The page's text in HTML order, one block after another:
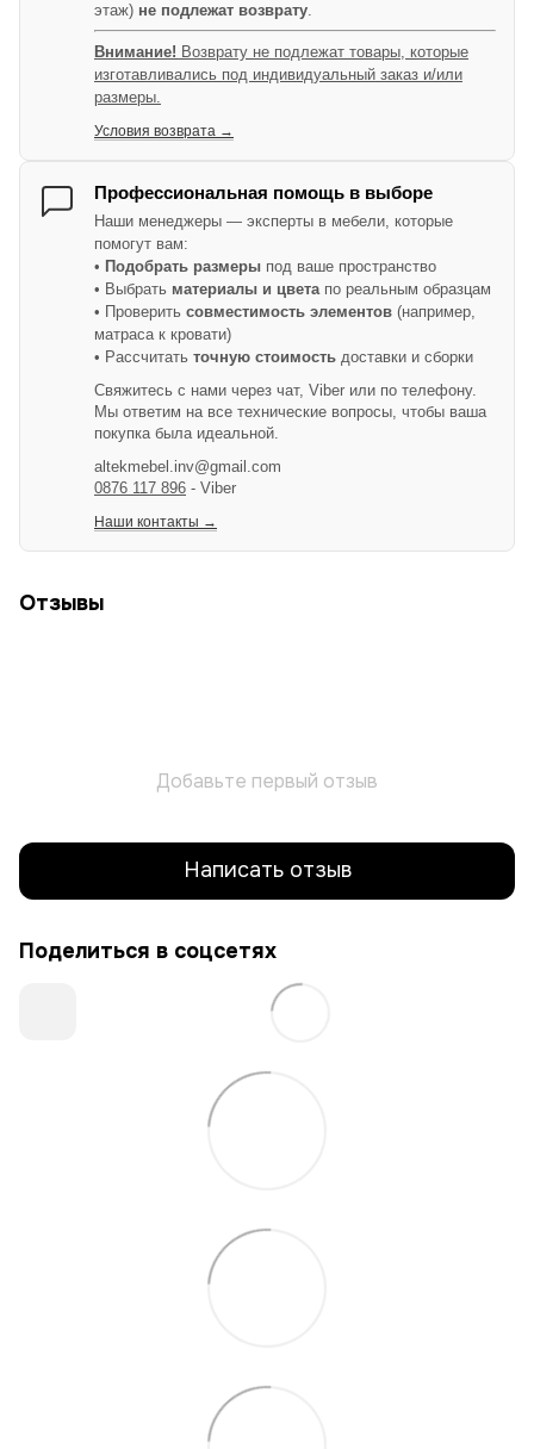
этаж) не подлежат возврату.
Внимание! Возврату не подлежат товары, которые
изготавливались под индивидуальный заказ и/или
размеры.
Условия возврата →
Профессиональная помощь в выборе
Наши менеджеры — эксперты в мебели, которые
помогут вам:
• Подобрать размеры под ваше пространство
• Выбрать материалы и цвета по реальным образцам
• Проверить совместимость элементов (например,
матраса к кровати)
• Рассчитать точную стоимость доставки и сборки
Свяжитесь с нами через чат, Viber или по телефону.
Мы ответим на все технические вопросы, чтобы ваша
покупка была идеальной.
altekmebel.inv@gmail.com
0876 117 896 - Viber
Наши контакты →
Отзывы
Добавьте первый отзыв
Написать отзыв
Поделиться в соцсетях